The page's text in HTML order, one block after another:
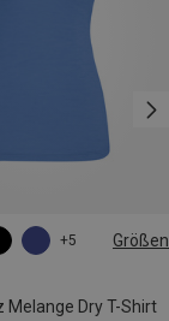
+5 Größen
Melange Dry T-Shirt
M